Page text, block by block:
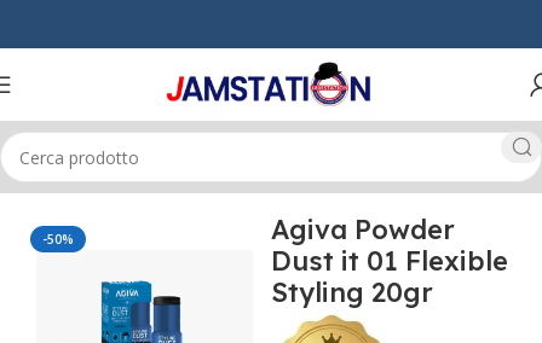
Home UOMO PRODOTTI FINISH
-50%
Agiva Powder
Dust it 01 Flexible
Styling 20gr